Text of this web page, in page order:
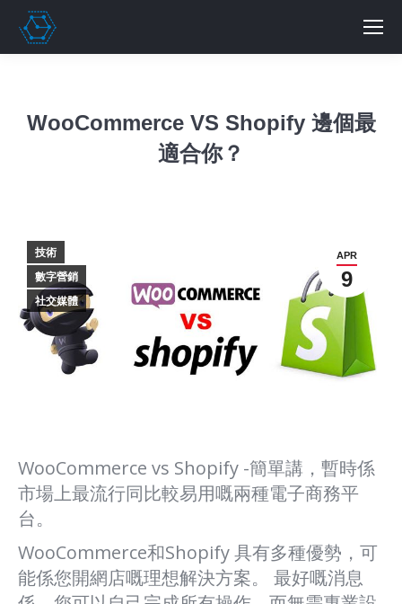
WooCommerce VS Shopify 邊個最
適合你？
APR
9
技術
數字營銷
社交媒體
WooCommerce vs Shopify -簡單講，暫時係
市場上最流行同比較易用嘅兩種電子商務平
台。
WooCommerce和Shopify 具有多種優勢，可
能係您開網店嘅理想解決方案。 最好嘅消息